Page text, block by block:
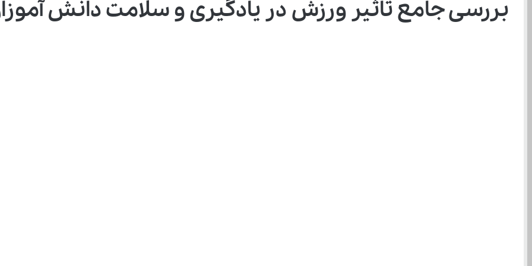
بررسی جامع تاثیر ورزش در یادگیری و سلامت دانش